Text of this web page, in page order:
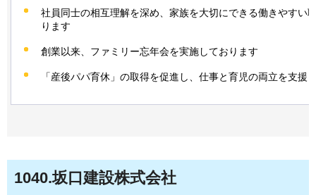
社員同士の相互理解を深め、家族を大切にできる働きやすい
ります
創業以来、ファミリー忘年会を実施しております
「産後パパ育休」の取得を促進し、仕事と育児の両立を支援
1040.坂口建設株式会社